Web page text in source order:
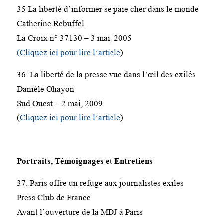
35 La liberté d’informer se paie cher dans le monde
Catherine Rebuffel
La Croix n° 37130 – 3 mai, 2005
(Cliquez ici pour lire l’article)
36. La liberté de la presse vue dans l’œil des exilés
Danièle Ohayon
Sud Ouest – 2 mai, 2009
(Cliquez ici pour lire l’article)
Portraits, Témoignages et Entretiens
37. Paris offre un refuge aux journalistes exiles
Press Club de France
Avant l’ouverture de la MDJ à Paris